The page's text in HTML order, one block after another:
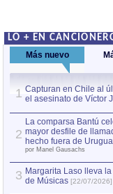
LO + EN
Más nuevo
1 Capturan en Chile al
el asesinato de Víctor
2
La comparsa Bantú
mayor desfile de
hecho fuera de
por Manel Gausachs
3 Margarita Laso lleva
de Músicas [22/07/2026]